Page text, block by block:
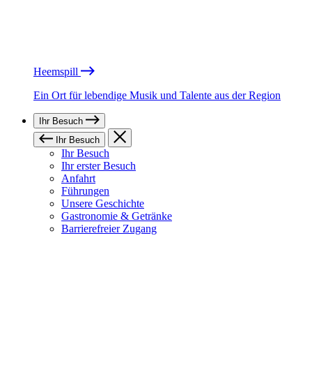
Heemspill
Ein Ort für lebendige Musik und Talente aus der Region
Ihr Besuch
Ihr Besuch
Ihr Besuch
Ihr erster Besuch
Anfahrt
Führungen
Unsere Geschichte
Gastronomie & Getränke
Barrierefreier Zugang